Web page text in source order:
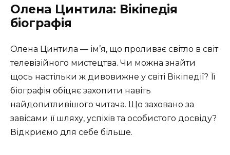
Олена Цинтила: Вікіпедія
біографія
Олена Цинтила — ім’я, що проливає світло в світ
телевізійного мистецтва. Чи можна знайти
щось настільки ж дивовижне у світі Вікіпедії? Її
біографія обіцяє захопити навіть
найдопитливішого читача. Що заховано за
завісами її шляху, успіхів та особистого досвіду?
Відкриємо для себе більше.